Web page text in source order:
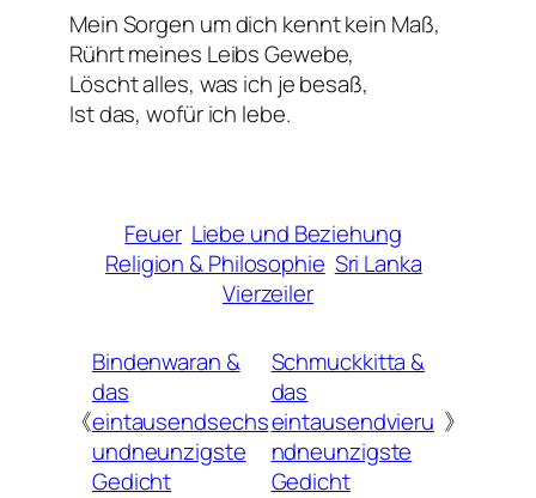
Mein Sorgen um dich kennt kein Maß,
Rührt meines Leibs Gewebe,
Löscht alles, was ich je besaß,
Ist das, wofür ich lebe.
Feuer Liebe und Beziehung
Religion & Philosophie Sri Lanka
Vierzeiler
《
Bindenwaran &
das
eintausendsechs
undneunzigste
Gedicht
Schmuckkitta &
das
eintausendvieru
ndneunzigste
Gedicht
》